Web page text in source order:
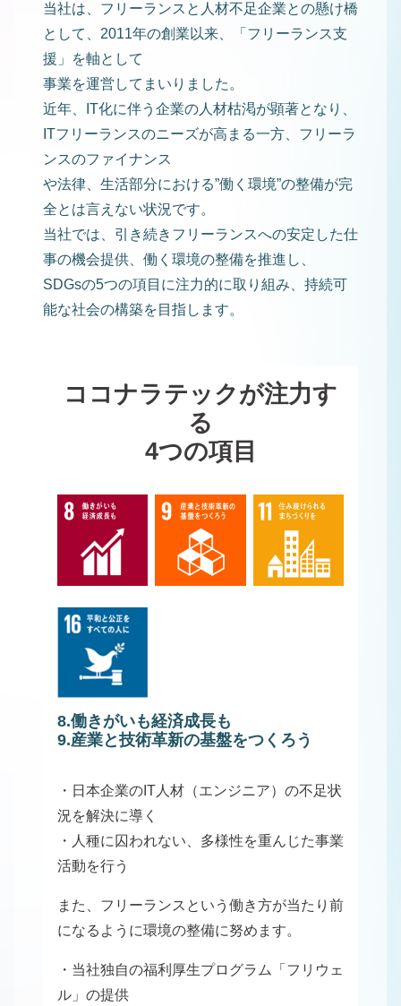
当社は、フリーランスと人材不足企業との懸け橋
として、2011年の創業以来、「フリーランス支
援」を軸として
事業を運営してまいりました。
近年、IT化に伴う企業の人材枯渇が顕著となり、
ITフリーランスのニーズが高まる一方、フリーラ
ンスのファイナンス
や法律、生活部分における”働く環境”の整備が完
全とは言えない状況です。
当社では、引き続きフリーランスへの安定した仕
事の機会提供、働く環境の整備を推進し、
SDGsの5つの項目に注力的に取り組み、持続可
能な社会の構築を目指します。
ココナラテックが注力す
る
4つの項目
8.働きがいも経済成長も
9.産業と技術革新の基盤をつくろう
・日本企業のIT人材（エンジニア）の不足状
況を解決に導く
・人種に囚われない、多様性を重んじた事業
活動を行う
また、フリーランスという働き方が当たり前
になるように環境の整備に努めます。
・当社独自の福利厚生プログラム「フリウェ
ル」の提供